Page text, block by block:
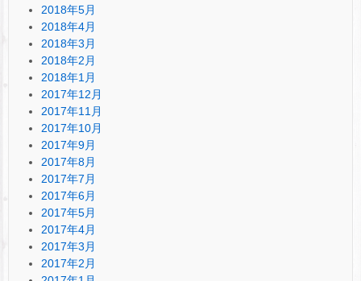
2018年5月
2018年4月
2018年3月
2018年2月
2018年1月
2017年12月
2017年11月
2017年10月
2017年9月
2017年8月
2017年7月
2017年6月
2017年5月
2017年4月
2017年3月
2017年2月